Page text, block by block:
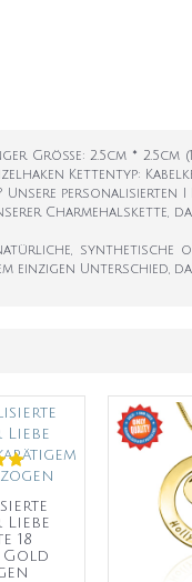
Größe: 2.5cm * 2.5cm
Einzelhaken Kettentyp:
Unsere
Charmehalskette,
synthetische
einzigen Unterschied,
Liebe
18
Gold